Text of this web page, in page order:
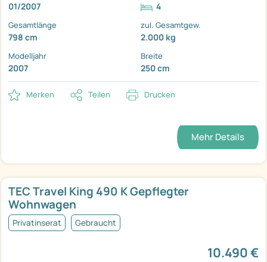
01/2007 4
Gesamtlänge
798 cm
zul. Gesamtgew.
2.000 kg
Modelljahr
2007
Breite
250 cm
Merken Teilen Drucken
Mehr Details
TEC Travel King 490 K Gepflegter
Wohnwagen
Privatinserat Gebraucht
10.490 €